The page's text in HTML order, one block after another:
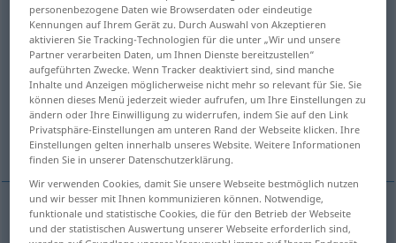
Übersicht aller Übersetzungen
(Für mehr Details die Übersetzung anklicken/antippen)
dedicate devote, give
give, devote inaugurate, dedicate
dedicate widmenBuch, Gedicht etc
personenbezogene Daten wie Browserdaten oder eindeutige
Kennungen auf Ihrem Gerät zu. Durch Auswahl von Akzeptieren
aktivieren Sie Tracking-Technologien für die unter „Wir und unsere
Partner verarbeiten Daten, um Ihnen Dienste bereitzustellen“
aufgeführten Zwecke. Wenn Tracker deaktiviert sind, sind manche
Inhalte und Anzeigen möglicherweise nicht mehr so relevant für Sie. Sie
können dieses Menü jederzeit wieder aufrufen, um Ihre Einstellungen zu
ändern oder Ihre Einwilligung zu widerrufen, indem Sie auf den Link
Privatsphäre-Einstellungen am unteren Rand der Webseite klicken. Ihre
Einstellungen gelten innerhalb unseres Website. Weitere Informationen
finden Sie in unserer Datenschutzerklärung.
Wir verwenden Cookies, damit Sie unsere Webseite bestmöglich nutzen
und wir besser mit Ihnen kommunizieren können. Notwendige,
funktionale und statistische Cookies, die für den Betrieb der Webseite
und der statistischen Auswertung unserer Webseite erforderlich sind,